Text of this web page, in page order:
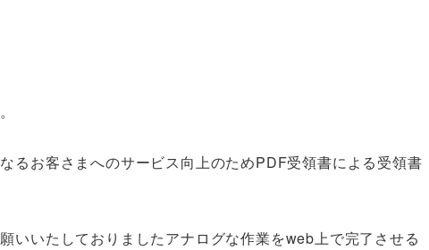
るお客さまへのサービス向上のためPDF受領書による受領書
いいたしておりましたアナログな作業をweb上で完了させる